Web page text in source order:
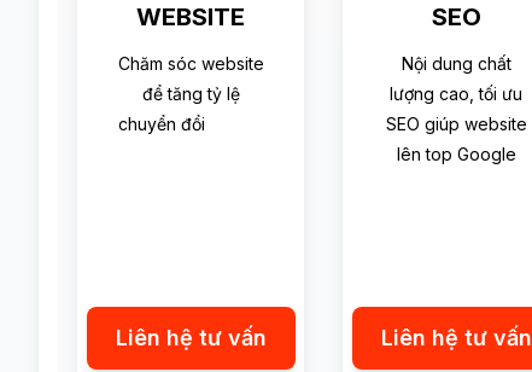
WEBSITE
Chăm sóc website
để tăng tỷ lệ
chuyển đổi
Liên hệ tư vấn
SEO
Nội dung chất
lượng cao, tối ưu
SEO giúp website
lên top Google
Liên hệ tư vấn